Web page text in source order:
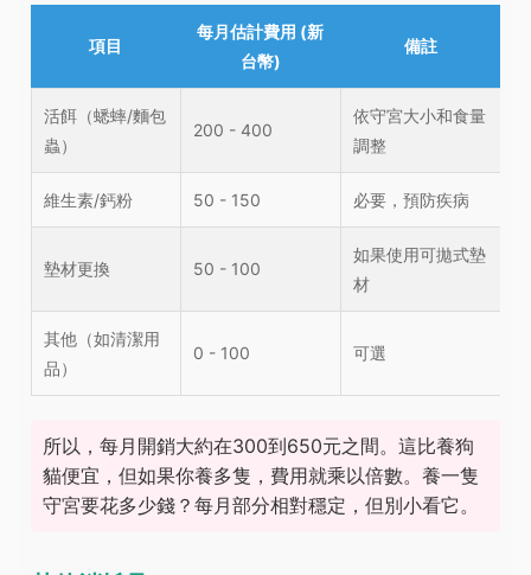
項目
每月估計費用 (新
台幣)
備註
活餌（蟋蟀/麵包
蟲）
200 - 400
依守宮大小和食量
調整
維生素/鈣粉 50 - 150 必要，預防疾病
墊材更換 50 - 100
如果使用可拋式墊
材
其他（如清潔用
品）
0 - 100 可選
所以，每月開銷大約在300到650元之間。這比養狗
貓便宜，但如果你養多隻，費用就乘以倍數。養一隻
守宮要花多少錢？每月部分相對穩定，但別小看它。